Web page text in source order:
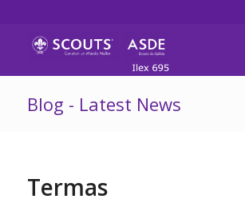
Blog - Latest News
Termas